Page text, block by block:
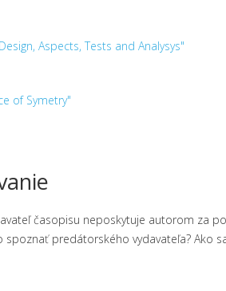
Aspects, Tests and Analysys"
of Symetry"
časopisu neposkytuje autorom za
predátorského vydavateľa? Ako